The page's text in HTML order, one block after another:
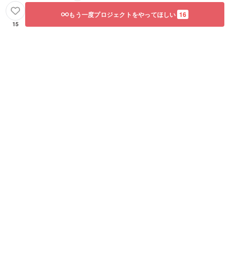
15
もう一度プロジェクトをやってほしい 16